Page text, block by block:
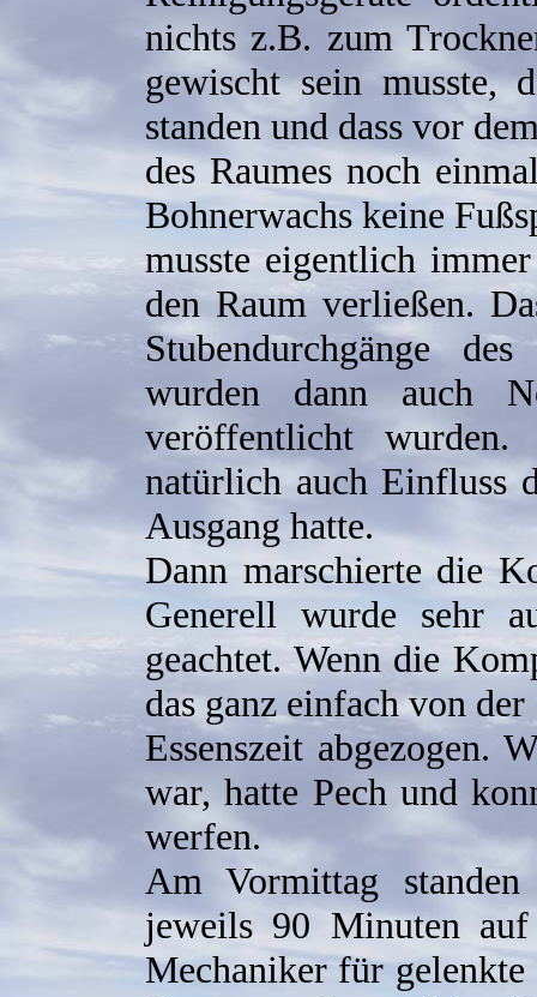
nichts z.B. zum
gewischt sein musste,
standen und dass vor
des Raumes noch
Bohnerwachs keine
musste eigentlich
den Raum verließen.
Stubendurchgänge
wurden dann auch
veröffentlicht wurden.
natürlich auch Einfluss
Ausgang hatte.
Dann marschierte die
Generell wurde sehr
geachtet. Wenn die
das ganz einfach von der
Essenszeit abgezogen.
war, hatte Pech und
werfen.
Am Vormittag
jeweils 90 Minuten
Mechaniker für gelenkte